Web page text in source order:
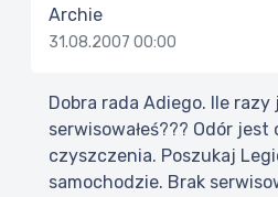
Archie
31.08.2007 00:00
Dobra rada Adiego. Ile razy
serwisowałeś??? Odór jest
czyszczenia. Poszukaj
samochodzie. Brak